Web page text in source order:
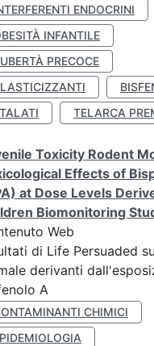
ENDOCRINI
INFANTILE
PRECOCE
TELARCA
Toxicity Rodent
Effects of
at Dose Levels
Biomonitoring
Web
di Life Persuaded
derivanti
A
CHIMICI